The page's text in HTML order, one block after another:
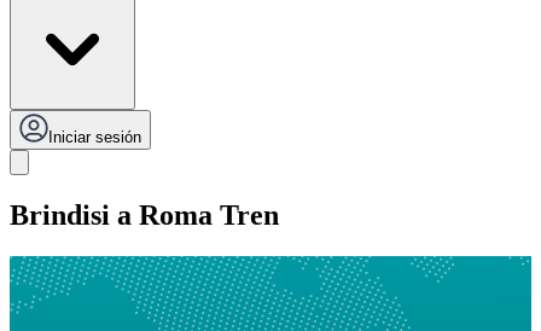
Iniciar sesión
Brindisi a Roma Tren